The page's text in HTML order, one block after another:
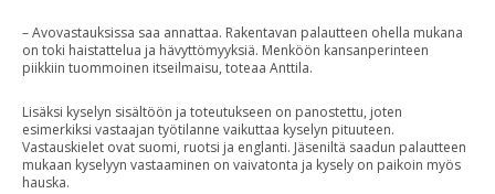
– Avovastauksissa saa annattaa. Rakentavan palautteen ohella mukana
on toki haistattelua ja hävyttömyyksiä. Menköön kansanperinteen
piikkiin tuommoinen itseilmaisu, toteaa Anttila.
Lisäksi kyselyn sisältöön ja toteutukseen on panostettu, joten
esimerkiksi vastaajan työtilanne vaikuttaa kyselyn pituuteen.
Vastauskielet ovat suomi, ruotsi ja englanti. Jäseniltä saadun palautteen
mukaan kyselyyn vastaaminen on vaivatonta ja kysely on paikoin myös
hauska.